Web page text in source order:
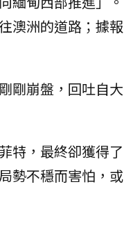
澳洲的道路；據報
剛崩盤，回吐自大
特，最終卻獲得了
勢不穩而害怕，或